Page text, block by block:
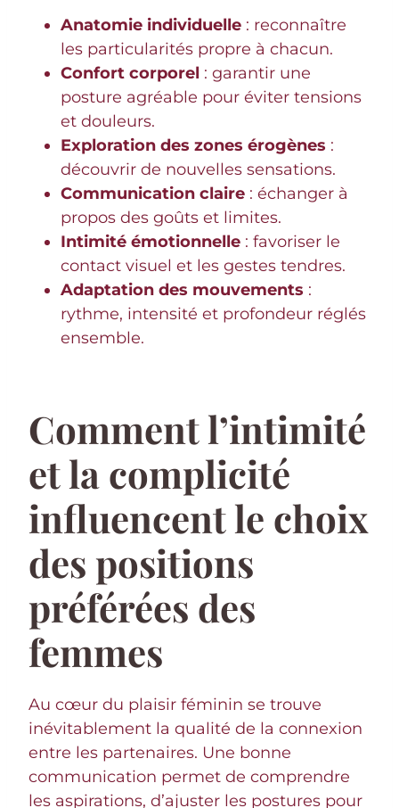
Anatomie individuelle : reconnaître
les particularités propre à chacun.
Confort corporel : garantir une
posture agréable pour éviter tensions
et douleurs.
Exploration des zones érogènes :
découvrir de nouvelles sensations.
Communication claire : échanger à
propos des goûts et limites.
Intimité émotionnelle : favoriser le
contact visuel et les gestes tendres.
Adaptation des mouvements :
rythme, intensité et profondeur réglés
ensemble.
Comment l’intimité
et la complicité
influencent le choix
des positions
préférées des
femmes
Au cœur du plaisir féminin se trouve
inévitablement la qualité de la connexion
entre les partenaires. Une bonne
communication permet de comprendre
les aspirations, d’ajuster les postures pour